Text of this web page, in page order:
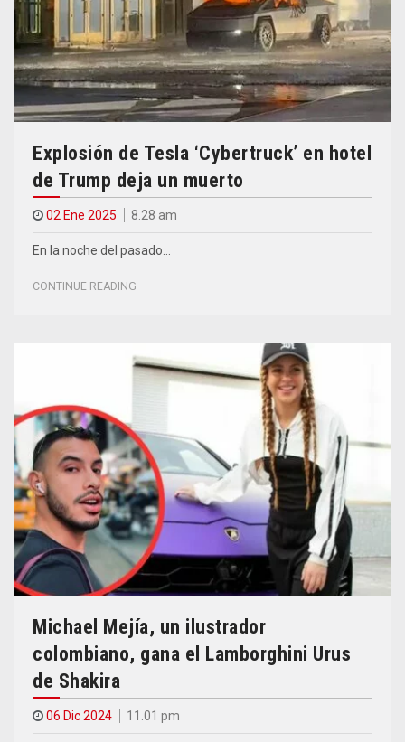
Explosión de Tesla ‘Cybertruck’ en hotel
de Trump deja un muerto
02 Ene 2025 8.28 am
En la noche del pasado…
CONTINUE READING
Michael Mejía, un ilustrador
colombiano, gana el Lamborghini Urus
de Shakira
06 Dic 2024 11.01 pm